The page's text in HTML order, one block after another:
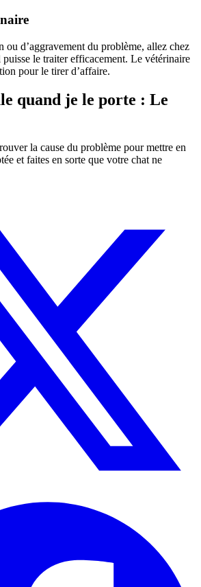
ou d’aggravement du problème, allez chez
le traiter efficacement. Le vétérinaire
pour le tirer d’affaire.
quand je le porte : Le
la cause du problème pour mettre en
et faites en sorte que votre chat ne